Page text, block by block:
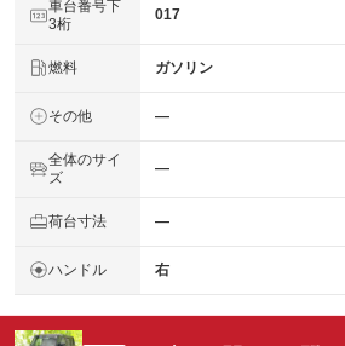
車台番号下
3桁
017
燃料 ガソリン
その他 ―
全体のサイ
ズ
―
荷台寸法 ―
ハンドル 右